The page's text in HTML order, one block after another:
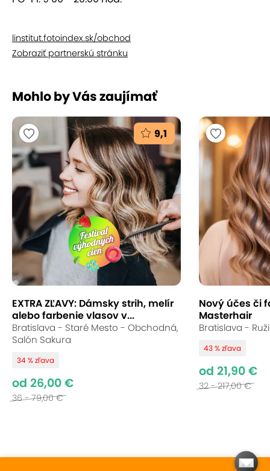
linstitut.fotoindex.sk/obchod
Zobraziť partnerskú stránku
Mohlo by Vás zaujímať
9,1
EXTRA ZĽAVY: Dámsky strih, melír
alebo farbenie vlasov v...
Bratislava - Staré Mesto - Obchodná,
Salón Sakura
34 % zľava
od 26,00 €
36 - 79,00 €
Nový účes či
Masterhair
Bratislava -
43 % zľava
od 21,90 €
32 - 217,00 €